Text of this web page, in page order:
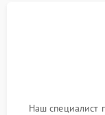
Поломка системы
Наш специалист